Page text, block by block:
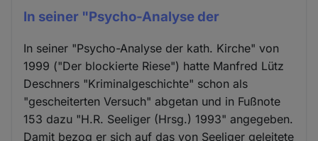
In seiner "Psycho-Analyse der
In seiner "Psycho-Analyse der kath. Kirche" von
1999 ("Der blockierte Riese") hatte Manfred Lütz
Deschners "Kriminalgeschichte" schon als
"gescheiterten Versuch" abgetan und in Fußnote
153 dazu "H.R. Seeliger (Hrsg.) 1993" angegeben.
Damit bezog er sich auf das von Seeliger geleitete